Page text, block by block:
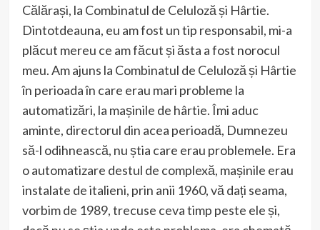
Călărași, la Combinatul de Celuloză și Hârtie.
Dintotdeauna, eu am fost un tip responsabil, mi-a
plăcut mereu ce am făcut și ăsta a fost norocul
meu. Am ajuns la Combinatul de Celuloză și Hârtie
în perioada în care erau mari probleme la
automatizări, la mașinile de hârtie. Îmi aduc
aminte, directorul din acea perioadă, Dumnezeu
să-l odihnească, nu știa care erau problemele. Era
o automatizare destul de complexă, mașinile erau
instalate de italieni, prin anii 1960, vă dați seama,
vorbim de 1989, trecuse ceva timp peste ele și,